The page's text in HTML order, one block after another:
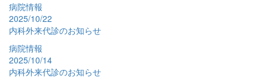
病院情報
2025/10/22
内科外来代診のお知らせ
病院情報
2025/10/14
内科外来代診のお知らせ